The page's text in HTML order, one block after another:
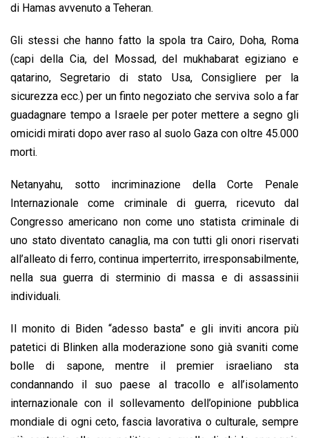
di Hamas avvenuto a Teheran.
Gli stessi che hanno fatto la spola tra Cairo, Doha, Roma
(capi della Cia, del Mossad, del mukhabarat egiziano e
qatarino, Segretario di stato Usa, Consigliere per la
sicurezza ecc.) per un finto negoziato che serviva solo a far
guadagnare tempo a Israele per poter mettere a segno gli
omicidi mirati dopo aver raso al suolo Gaza con oltre 45.000
morti.
Netanyahu, sotto incriminazione della Corte Penale
Internazionale come criminale di guerra, ricevuto dal
Congresso americano non come uno statista criminale di
uno stato diventato canaglia, ma con tutti gli onori riservati
all’alleato di ferro, continua imperterrito, irresponsabilmente,
nella sua guerra di sterminio di massa e di assassinii
individuali.
Il monito di Biden “adesso basta” e gli inviti ancora più
patetici di Blinken alla moderazione sono già svaniti come
bolle di sapone, mentre il premier israeliano sta
condannando il suo paese al tracollo e all’isolamento
internazionale con il sollevamento dell’opinione pubblica
mondiale di ogni ceto, fascia lavorativa o culturale, sempre